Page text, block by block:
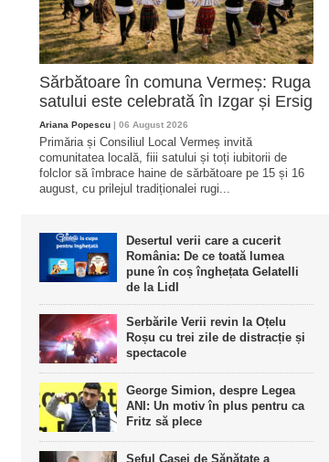
Sărbătoare în comuna Vermeș: Ruga
satului este celebrată în Izgar și Ersig
Ariana Popescu | 06 August 2026
Primăria și Consiliul Local Vermeș invită
comunitatea locală, fiii satului și toți iubitorii de
folclor să îmbrace haine de sărbătoare pe 15 și 16
august, cu prilejul tradiționalei rugi...
Desertul verii care a cucerit
România: De ce toată lumea
pune în coș înghețata Gelatelli
de la Lidl
Serbările Verii revin la Oțelu
Roșu cu trei zile de distracție și
spectacole
George Simion, despre Legea
ANI: Un motiv în plus pentru ca
Fritz să plece
Șeful Casei de Sănătate a